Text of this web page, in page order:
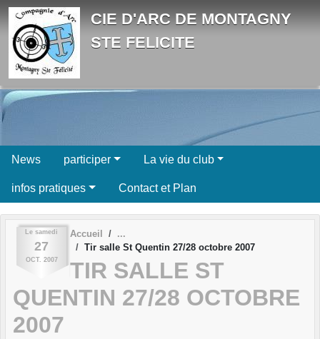
CIE D'ARC DE MONTAGNY
STE FELICITE
News participer La vie du club
infos pratiques Contact et Plan
Le samedi
27
OCT. 2007
Accueil
Tir salle St Quentin 27/28 octobre 2007
TIR SALLE ST
QUENTIN 27/28 OCTOBRE
2007
Panneau de gestion des cookies